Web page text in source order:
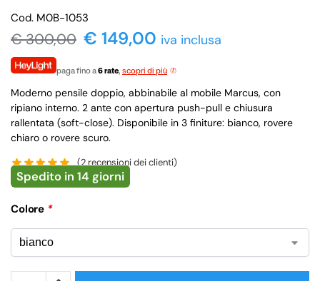
Cod. M0B-1053
€300,00 € 149,00 iva inclusa
paga fino a6 rate, scopri di più
Moderno pensile doppio, abbinabile al mobile Marcus, con
ripiano interno. 2 ante con apertura push-pull e chiusura
rallentata (soft-close). Disponibile in 3 finiture: bianco, rovere
chiaro o rovere scuro.
(2recensioni dei clienti)
Spedito in 14 giorni
Colore *